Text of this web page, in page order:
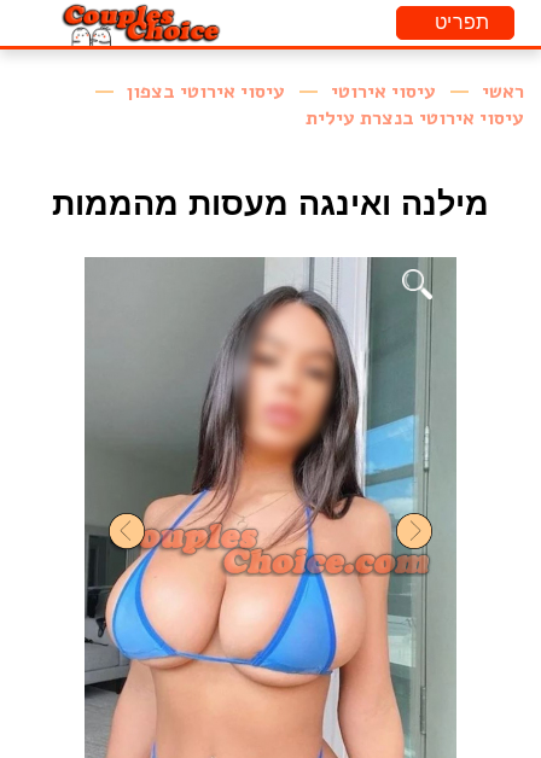
ראשי עיסוי אירוטי
עיסוי אירוטי בצפון
עיסוי אירוטי בנצרת עילית
מילנה ואינגה מעסות מהממות